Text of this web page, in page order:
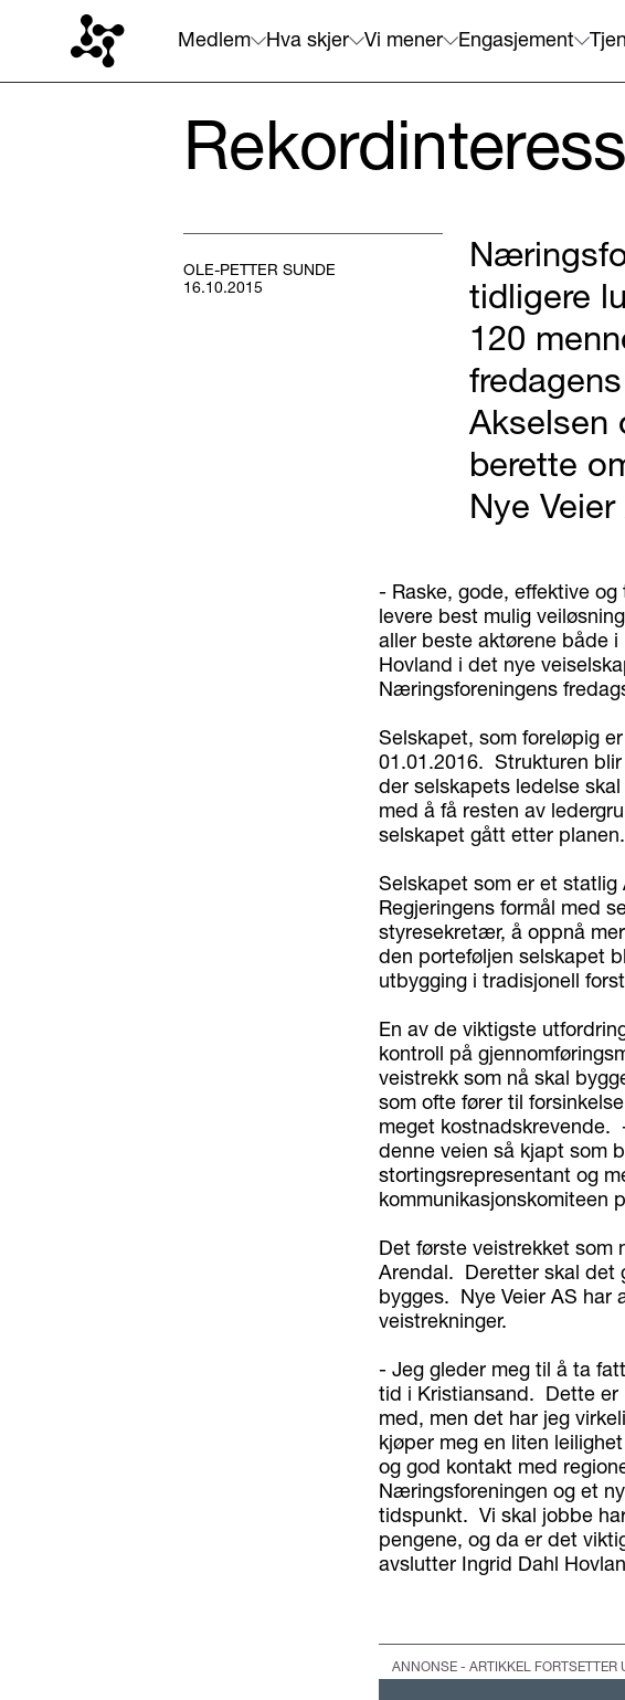
Medlem Hva skjer Vi mener Engasjement
OLE-PETTER SUNDE
16.10.2015
tidligere
120
Akselsen
berette
Nye Veier
- Raske, gode, effektive
levere best mulig
aller beste aktørene både
Hovland i det nye
Næringsforeningens
Selskapet, som foreløpig
01.01.2016. Strukturen
der selskapets ledelse
med å få resten av
selskapet gått etter planen.
Selskapet som er et
Regjeringens formål med
styresekretær, å oppnå
den porteføljen selskapet
utbygging i tradisjonell
En av de viktigste
kontroll på
veistrekk som nå skal
som ofte fører til
meget kostnadskrevende.
denne veien så kjapt som
stortingsrepresentant og
kommunikasjonskomiteen
Det første veistrekket som
Arendal. Deretter skal det
bygges. Nye Veier AS har
veistrekninger.
- Jeg gleder meg til å ta
tid i Kristiansand. Dette er
med, men det har jeg
kjøper meg en liten
og god kontakt med
Næringsforeningen og et
tidspunkt. Vi skal jobbe
pengene, og da er det
avslutter Ingrid Dahl
ANNONSE - ARTIKKEL FORTSETTER